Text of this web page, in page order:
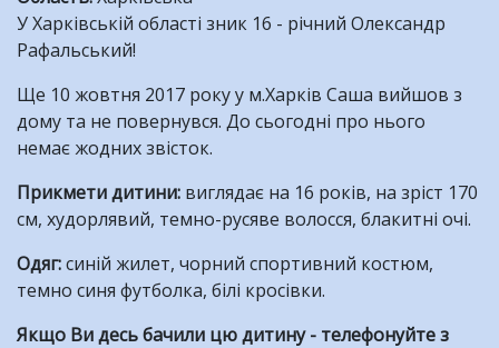
дітей,
які
на
Харківщині
У Харківській області зник 16 - річний Олександр
Рафальський!
Ще 10 жовтня 2017 року у м.Харків Саша вийшов з
дому та не повернувся. До сьогодні про нього
немає жодних звісток.
Прикмети дитини: виглядає на 16 років, на зріст 170
см, худорлявий, темно-русяве волосся, блакитні очі.
Одяг:синій жилет, чорний спортивний костюм,
темно синя футболка, білі кросівки.
Якщо Ви десь бачили цю дитину - телефонуйте з